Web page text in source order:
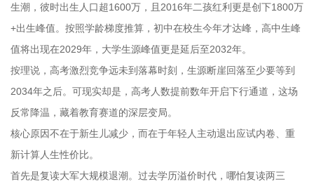
生潮，彼时出生人口超1600万，且2016年二孩红利更是创下1800万
+出生峰值。按照学龄梯度推算，初中在校生今年才达峰，高中生峰
值将出现在2029年，大学生源峰值更是延后至2032年。
按理说，高考激烈竞争远未到落幕时刻，生源断崖回落至少要等到
2034年之后。可现实却是，高考人数提前数年开启下行通道，这场
反常降温，藏着教育赛道的深层变局。
核心原因不在于新生儿减少，而在于年轻人主动退出应试内卷、重
新计算人生性价比。
首先是复读大军大规模退潮。过去学历溢价时代，哪怕复读两三